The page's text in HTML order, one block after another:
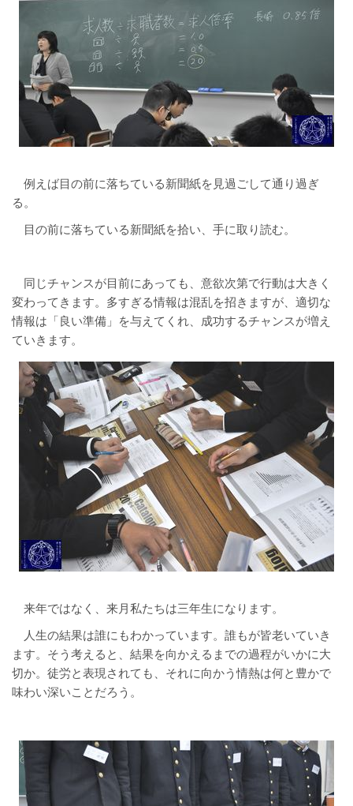
例えば目の前に落ちている新聞紙を見過ごして通り過ぎ
る。
目の前に落ちている新聞紙を拾い、手に取り読む。
同じチャンスが目前にあっても、意欲次第で行動は大きく
変わってきます。多すぎる情報は混乱を招きますが、適切な
情報は「良い準備」を与えてくれ、成功するチャンスが増え
ていきます。
来年ではなく、来月私たちは三年生になります。
人生の結果は誰にもわかっています。誰もが皆老いていき
ます。そう考えると、結果を向かえるまでの過程がいかに大
切か。徒労と表現されても、それに向かう情熱は何と豊かで
味わい深いことだろう。